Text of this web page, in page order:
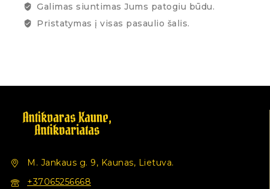
Galimas siuntimas Jums patogiu būdu.
Pristatymas į visas pasaulio šalis.
M. Jankaus g. 9, Kaunas, Lietuva.
+37065256668